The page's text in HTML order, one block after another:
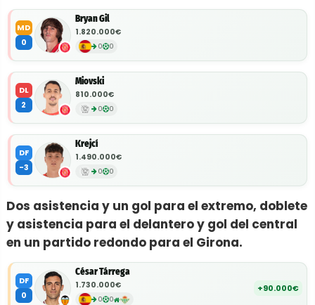
MD
0
Bryan Gil
1.820.000€
0 0
DL
2
Miovski
810.000€
0 0
DF
-3
Krejcí
1.490.000€
0 0
Dos asistencia y un gol para el extremo, doblete
y asistencia para el delantero y gol del central
en un partido redondo para el Girona.
DF
0
César Tárrega
1.730.000€
0 0
+90.000€